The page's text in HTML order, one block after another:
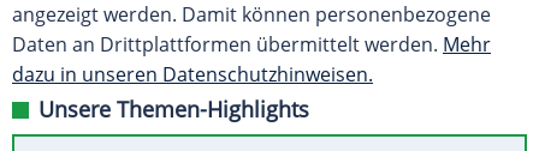
angezeigt werden. Damit können personenbezogene
Daten an Drittplattformen übermittelt werden. Mehr
dazu in unseren Datenschutzhinweisen.
Unsere Themen-Highlights